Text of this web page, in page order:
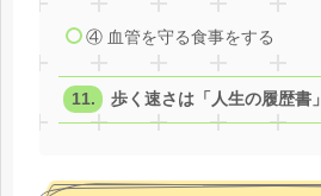
④ 血管を守る食事をする
歩く速さは「人生の履歴書」